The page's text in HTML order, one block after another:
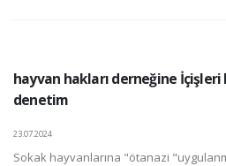
hayvan hakları derneğine İçişleri
denetim
23.07.2024
Sokak hayvanlarına "ötanazi